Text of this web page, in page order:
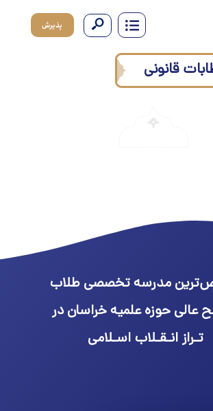
مدرسه تخصصی طلاب
حوزه علمیه خراسان در
انـقـلاب اسـلامی